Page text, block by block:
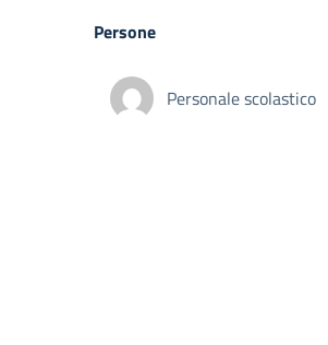
Persone
Personale scolastico